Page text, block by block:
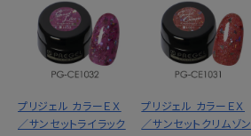
プリジェル カラーＥＸ
／サンセットライラック
プリジェル カラーＥＸ
／サンセットクリムゾン